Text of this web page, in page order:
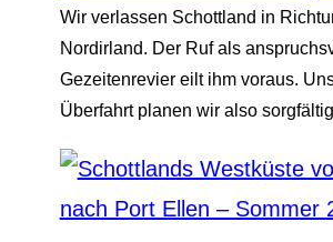
Wir verlassen Schottland in
Nordirland. Der Ruf als
Gezeitenrevier eilt ihm voraus.
Überfahrt planen wir also